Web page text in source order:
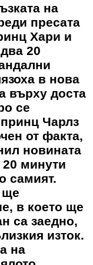
на
пресата
Хари и
20
в нова
върху доста
се
Чарлз
от факта,
новината
минути
самият.
ще
в което ще
са заедно,
изток.
на